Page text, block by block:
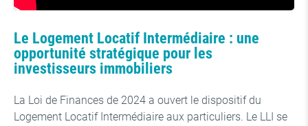
Le Logement Locatif Intermédiaire : une
opportunité stratégique pour les
investisseurs immobiliers
La Loi de Finances de 2024 a ouvert le dispositif du
Logement Locatif Intermédiaire aux particuliers. Le LLI se